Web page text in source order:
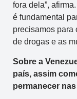
fora dela”,
é fundamental
precisamos para
de drogas e as
Sobre a
país, assim
permanecer